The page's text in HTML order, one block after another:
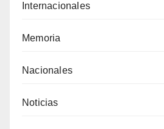
Internacionales
Memoria
Nacionales
Noticias